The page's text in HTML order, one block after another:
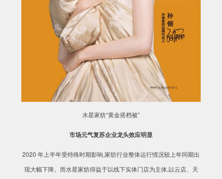
水星家纺“黄金搭档被”
市场元气复苏企业龙头效应明显
2020 年上半年受特殊时期影响,家纺行业整体运行情况较上年同期出
现大幅下降。而水星家纺得益于以线下实体门店为主体,以云店、天